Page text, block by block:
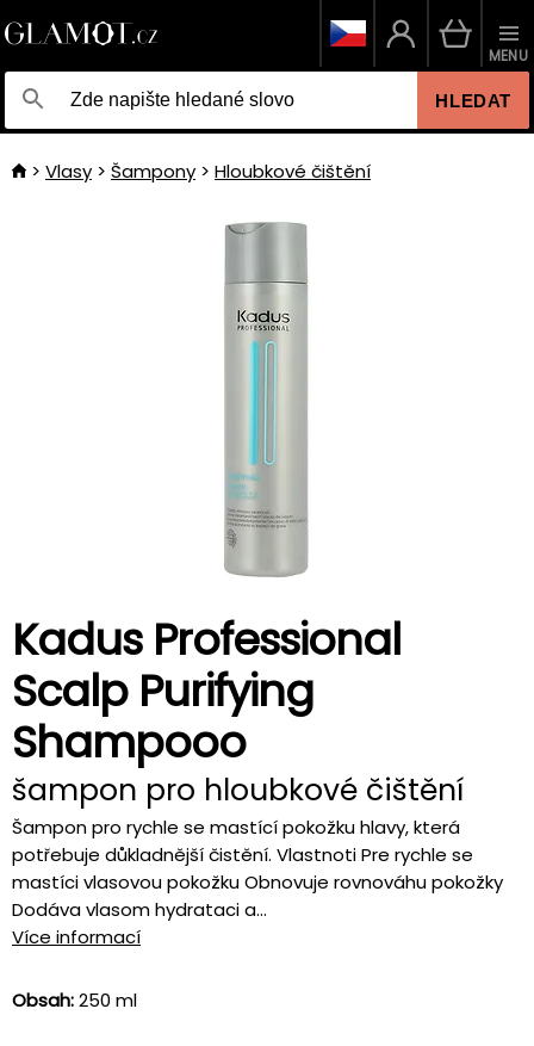
HLEDAT
MENU
Vlasy Šampony Hloubkové čištění
Kadus Professional
Scalp Purifying
Shampooo
šampon pro hloubkové čištění
Šampon pro rychle se mastící pokožku hlavy, která
potřebuje důkladnější čistění. Vlastnoti Pre rychle se
mastíci vlasovou pokožku Obnovuje rovnováhu pokožky
Dodáva vlasom hydrataci a...
Více informací
Obsah:250 ml